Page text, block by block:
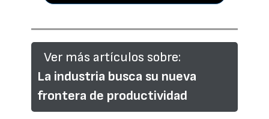
Ver más artículos sobre:
La industria busca su nueva
frontera de productividad